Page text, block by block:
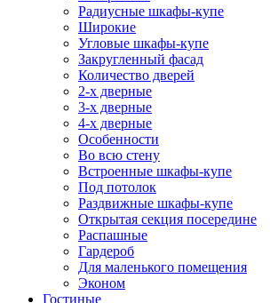
Радиусные шкафы-купе
Широкие
Угловые шкафы-купе
Закругленный фасад
Количество дверей
2-х дверные
3-х дверные
4-х дверные
Особенности
Во всю стену
Встроенные шкафы-купе
Под потолок
Раздвижные шкафы-купе
Открытая секция посередине
Распашные
Гардероб
Для маленького помещения
Эконом
Гостиные